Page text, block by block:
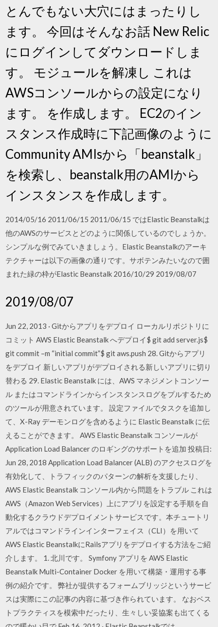
とんでもない大穴にはまったりし
ます。 今回はそんなお話 New Relic
にログインしてダウンロードしま
す。 モジュールを解凍し これは
AWSコンソールからの設定になり
ます。 を作成します。 EC2のイン
スタンス作成時に下記画像のように
Community AMIsから「beanstalk」
を検索し、beanstalk用のAMIから
インスタンスを作成します。
2014/05/16 2011/06/15 2011/06/15 ではElastic Beanstalkは
他のAWSのサービスとどのように関係しているのでしょうか。
シンプルな例でみていきましょう。Elastic Beanstalkのアーキ
テクチャーは以下の画像の通りです。サボテンみたいなので囲
まれた緑の枠がElastic Beanstalk 2016/10/29 2019/08/07
2019/08/07
Jun 22, 2013 · Gitからアプリをデプロイ ローカルリポジトリに
コミット AWS Elastic Beanstalk へデプロイ$ git add server.js$
git commit –m “initial commit”$ git aws.push 28. Gitからアプリ
をデプロイ 新しいアプリがデプロイされる新しいアプリに切り
替わる 29. Elastic Beanstalk には、AWS マネジメントコンソー
ル またはコマンドラインからインスタンスログをプルするため
のツールが用意されています。 設定ファイルでタスクを追加し
て、X-Ray デーモンログを含めるように Elastic Beanstalk に伝
えることができます。 AWS Elastic Beanstalk コンソールが
Application Load Balancer のロギングのサポートを追加 投稿日:
Jun 28, 2018 Application Load Balancer (ALB) のアクセスログを
有効化して、トラフィックのパターンの解析を支援したり、
AWS Elastic Beanstalk コンソール内から問題をトラブル これは
AWS（Amazon Web Services）上にアプリを設定する手順を自
動化するクラウドデプロイメントサービスです。本チュートリ
アルではコマンドラインインターフェイス（CLI）を用いて
AWS Elastic BeanstalkにRailsアプリをデプロイする方法をご紹
介します。 1. 北川です。 Symfony アプリを AWS Elastic
Beanstalk Multi-Container Docker を用いて構築・運用する事
例の紹介です。 弊社が提供するフォームブリッジというサービ
スは実際にこの記事の内容に基づき作られています。 なおベス
トプラクティスを模索中だったり、生々しい妥協案も出てくる